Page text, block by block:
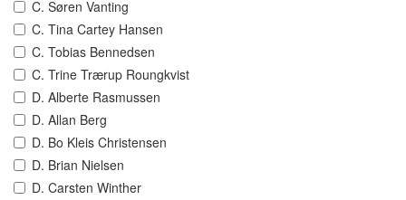
C. Søren Vanting
C. Tina Cartey Hansen
C. Tobias Bennedsen
C. Trine Trærup Roungkvist
D. Alberte Rasmussen
D. Allan Berg
D. Bo Kleis Christensen
D. Brian Nielsen
D. Carsten Winther